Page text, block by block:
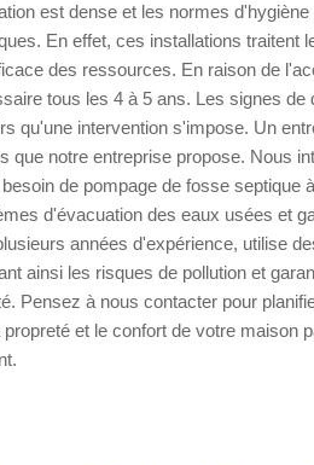
est dense et les normes
En effet, ces installations traitent
des ressources. En raison de
tous les 4 à 5 ans. Les signes de
qu'une intervention s'impose. Un
que notre entreprise propose. Nous
de pompage de fosse septique
d'évacuation des eaux usées et
années d'expérience, utilise
ainsi les risques de pollution et
Pensez à nous contacter pour
et le confort de votre maison